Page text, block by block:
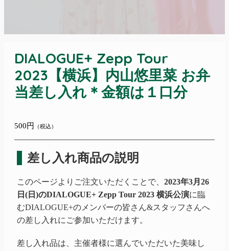
DIALOGUE+ Zepp Tour
2023【横浜】内山悠里菜 お弁
当差し入れ＊金額は１口分
500円 （税込）
差し入れ商品の説明
このページよりご注文いただくことで、 2023年3月26
日(日)のDIALOGUE+ Zepp Tour 2023 横浜公演に臨
むDIALOGUE+のメンバーの皆さん&スタッフさんへ
の差し入れにご参加いただけます。
差し入れ品は、主催者様に選んでいただいた美味し